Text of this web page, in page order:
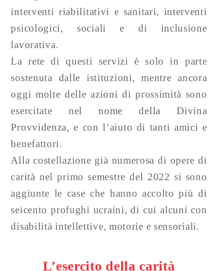
interventi riabilitativi e sanitari, interventi
psicologici, sociali e di inclusione
lavorativa.
La rete di questi servizi è solo in parte
sostenuta dalle istituzioni, mentre ancora
oggi molte delle azioni di prossimità sono
esercitate nel nome della Divina
Provvidenza, e con l’aiuto di tanti amici e
benefattori.
Alla costellazione già numerosa di opere di
carità nel primo semestre del 2022 si sono
aggiunte le case che hanno accolto più di
seicento profughi ucraini, di cui alcuni con
disabilità intellettive, motorie e sensoriali.
L’esercito della carità